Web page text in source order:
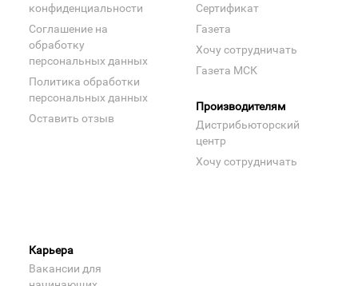
конфиденциальности
Соглашение на
обработку
персональных данных
Политика обработки
персональных данных
Оставить отзыв
Сертификат
Газета
Хочу сотрудничать
Газета МСК
Производителям
Дистрибьюторский
центр
Хочу сотрудничать
Карьера
Вакансии для